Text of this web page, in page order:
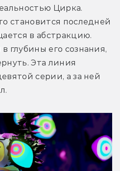
Цирка.
становится последней
в абстракцию.
глубины его сознания,
Эта линия
серии, а за ней